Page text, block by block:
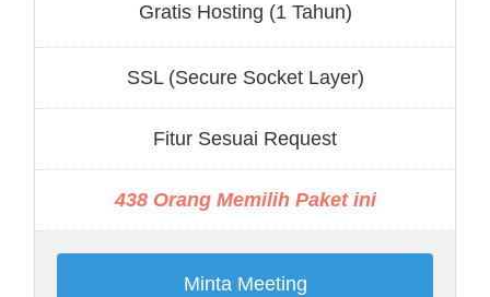
Gratis Hosting (1 Tahun)
SSL (Secure Socket Layer)
Fitur Sesuai Request
438 Orang Memilih Paket ini
Minta Meeting